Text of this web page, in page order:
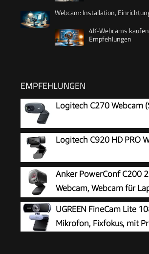
Webcam: Installation,
4K-Webcams
Empfehlungen
EMPFEHLUNGEN
Logitech C270 Webcam
Logitech C920 HD PRO
Anker PowerConf C200
Webcam, Webcam für
Mikrofone
UGREEN FineCam Lite
Mikrofon, Fixfokus, mit